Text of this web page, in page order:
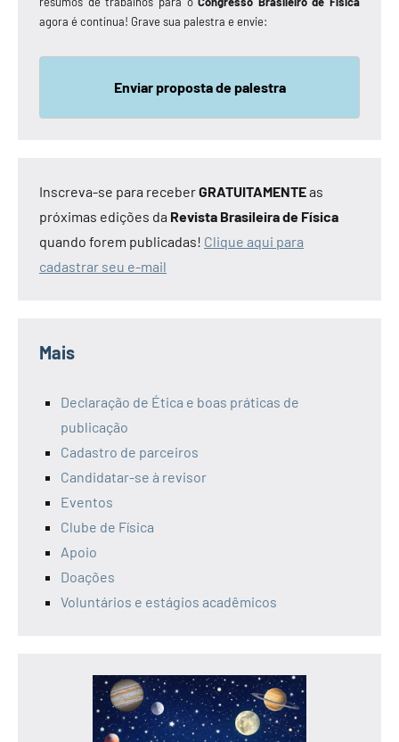
agora é contínua! Grave sua palestra e envie:
Enviar proposta de palestra
Inscreva-se para receberGRATUITAMENTEas
próximas edições da Revista Brasileira de Física
quando forem publicadas! Clique aqui para
cadastrar seu e-mail
Mais
Declaração de Ética e boas práticas de
publicação
Cadastro de parceiros
Candidatar-se à revisor
Eventos
Clube de Física
Apoio
Doações
Voluntários e estágios acadêmicos